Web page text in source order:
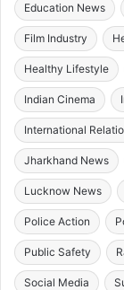
Education News
Film Industry
Healthy Lifestyle
Indian Cinema
International
Jharkhand News
Lucknow News
Police Action
Public Safety
Social Media